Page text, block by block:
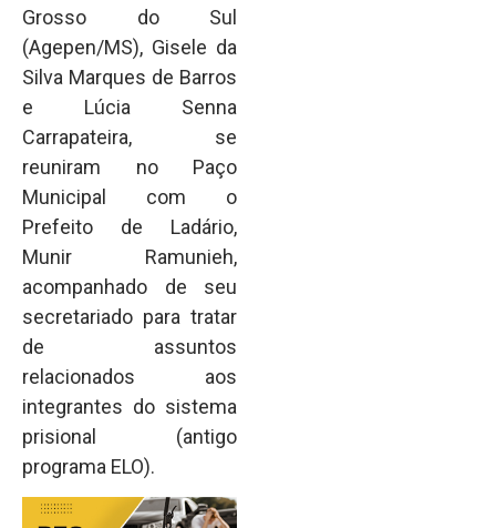
Grosso do Sul
(Agepen/MS), Gisele da
Silva Marques de Barros
e Lúcia Senna
Carrapateira, se
reuniram no Paço
Municipal com o
Prefeito de Ladário,
Munir Ramunieh,
acompanhado de seu
secretariado para tratar
de assuntos
relacionados aos
integrantes do sistema
prisional (antigo
programa ELO).